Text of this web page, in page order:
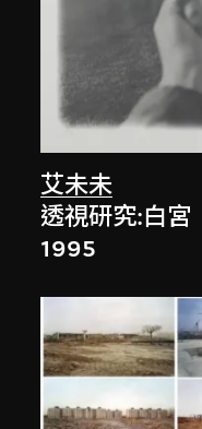
艾未未
透視研究:白宮
1995